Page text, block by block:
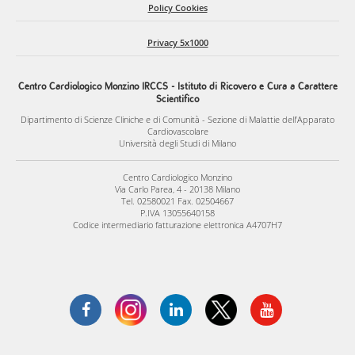
Policy Cookies
Privacy 5x1000
Centro Cardiologico Monzino IRCCS - Istituto di Ricovero e Cura a Carattere
Scientifico
Dipartimento di Scienze Cliniche e di Comunità - Sezione di Malattie dell’Apparato
Cardiovascolare
Università degli Studi di Milano
Centro Cardiologico Monzino
Via Carlo Parea, 4 - 20138 Milano
Tel. 02580021 Fax. 02504667
P.IVA 13055640158
Codice intermediario fatturazione elettronica A4707H7